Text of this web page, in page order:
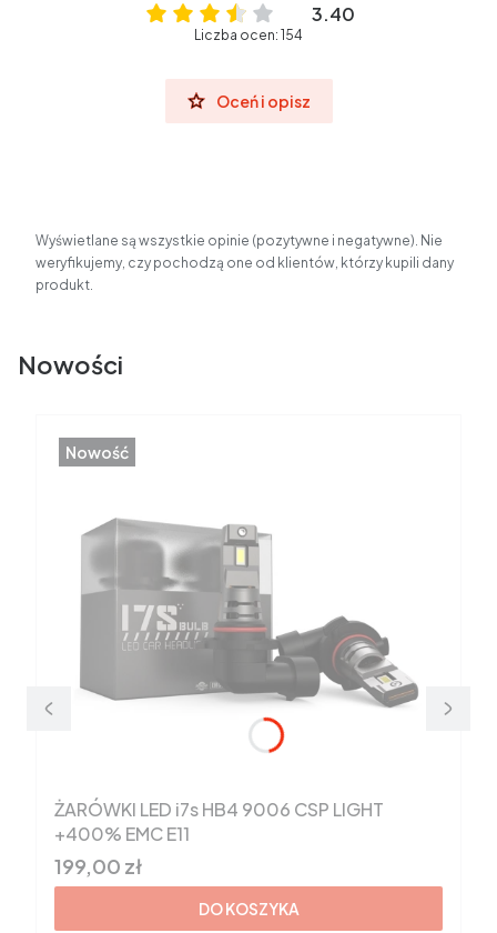
3.40
Liczba ocen: 154
Oceń i opisz
Wyświetlane są wszystkie opinie (pozytywne i negatywne). Nie
weryfikujemy, czy pochodzą one od klientów, którzy kupili dany
produkt.
Nowości
Nowość
ŻARÓWKI LED i7s HB4 9006 CSP LIGHT
+400% EMC E11
Cena brutto
199,00 zł
DO KOSZYKA